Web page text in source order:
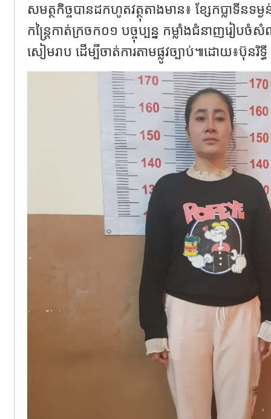
សមត្ថកិច្ចបានដកហូតវត្ថុតាងមាន៖ ខ្សែកប្លាទីន
កន្ត្រៃកាត់ក្រចក០១ បច្ចុប្បន្ន កម្លាំងជំនាញរៀប
សៀមរាប ដើម្បីចាត់ការតាមផ្លូវច្បាប់៕ដោយ៖ប៊ុនរិទ្ធី